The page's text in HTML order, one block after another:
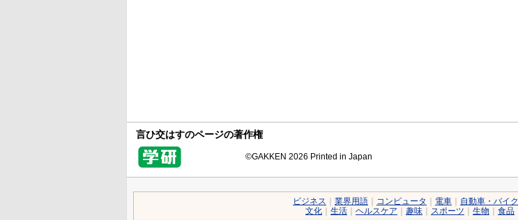
言ひ交はすのページの著作権
©GAKKEN 2026 Printed in Japan
ビジネス 業界用語 コンピュータ 電車 自動車・バイク
文化
生活 ヘルスケア 趣味 スポーツ 生物 食品